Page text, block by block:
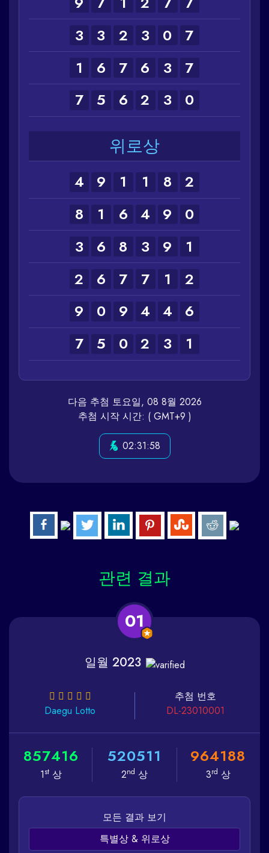
3
3 2 3 0
7
1
6 7 6 3
7
7
5 6 2 3 0
위로상
4 9 1 1 8
2
8
1 6 4 9
0
3
6 8 3 9
1
2
6 7 7 1
2
9
0 9 4 4
6
7
5 0 2 3 1
다음 추첨 토요일, 08 8월 2026
추첨 시작 시간: ( GMT+9 )
02:31:58
관련 결과
01
일월 2023
Daegu Lotto
추첨 번호
DL-23010001
857416
1st상
520511
2nd 상
964188
3rd 상
모든 결과 보기
특별상 & 위로상